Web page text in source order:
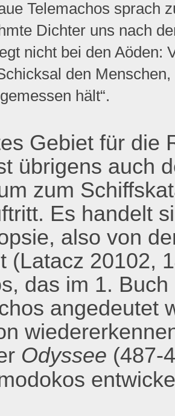
Telemachos sprach
Dichter uns nach
nicht bei den Aöden:
den
hält“.
Gebiet für die
übrigens auch
zum
Es handelt
also von
(Latacz 20102,
das im 1.
angedeutet
Odyssee (487-